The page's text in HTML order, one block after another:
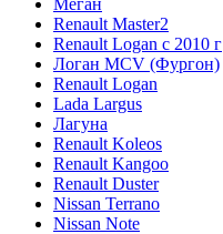
Renault Master2
Renault Logan c 2010 г
Логан МСV (Фургон)
Renault Logan
Lada Largus
Лагуна
Renault Koleos
Renault Kangoo
Renault Duster
Nissan Terrano
Nissan Note